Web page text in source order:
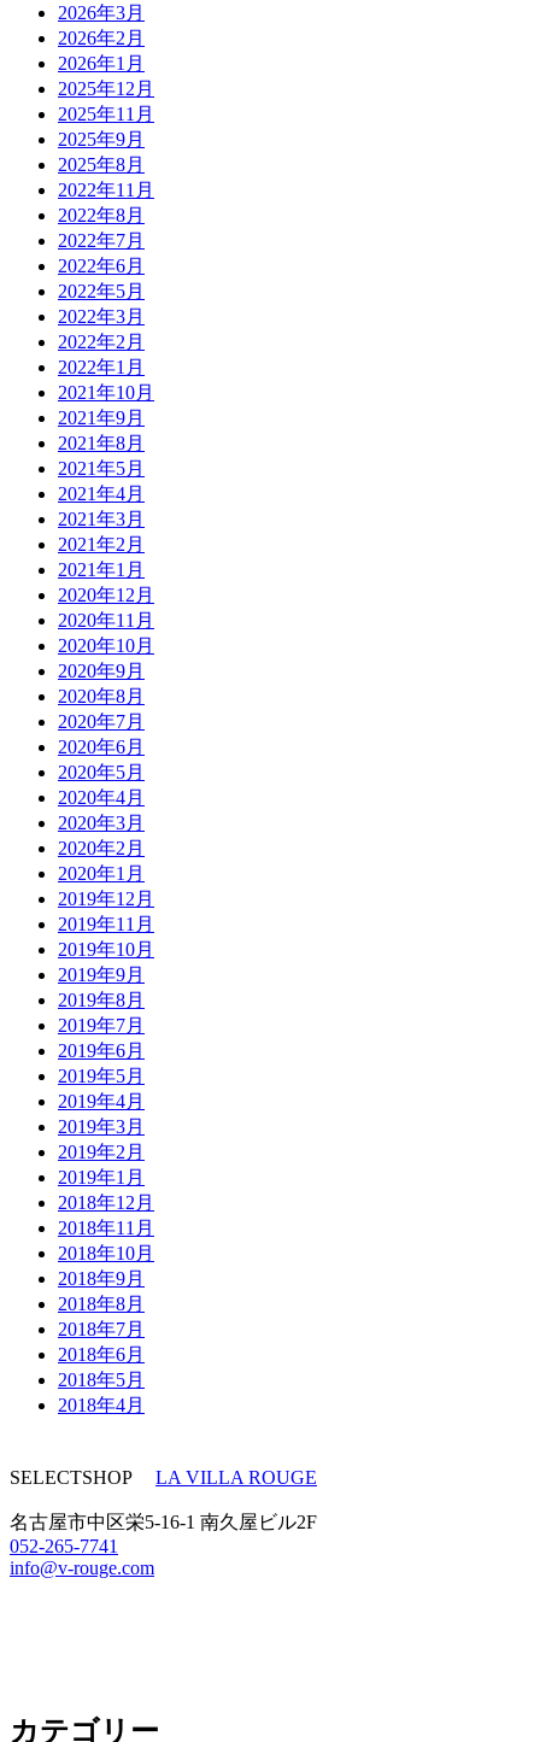
2026年3月
2026年2月
2026年1月
2025年12月
2025年11月
2025年9月
2025年8月
2022年11月
2022年8月
2022年7月
2022年6月
2022年5月
2022年3月
2022年2月
2022年1月
2021年10月
2021年9月
2021年8月
2021年5月
2021年4月
2021年3月
2021年2月
2021年1月
2020年12月
2020年11月
2020年10月
2020年9月
2020年8月
2020年7月
2020年6月
2020年5月
2020年4月
2020年3月
2020年2月
2020年1月
2019年12月
2019年11月
2019年10月
2019年9月
2019年8月
2019年7月
2019年6月
2019年5月
2019年4月
2019年3月
2019年2月
2019年1月
2018年12月
2018年11月
2018年10月
2018年9月
2018年8月
2018年7月
2018年6月
2018年5月
2018年4月
SELECTSHOP LA VILLA ROUGE
名古屋市中区栄5-16-1 南久屋ビル2F
052-265-7741
info@v-rouge.com
カテゴリー